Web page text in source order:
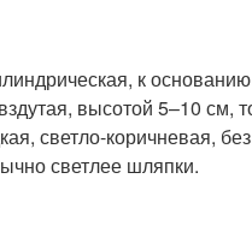
к
высотой 5–10 см,
светло-коричневая, без
светлее шляпки.